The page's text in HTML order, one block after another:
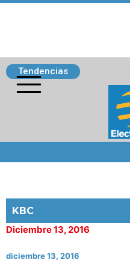
Tendencias
KBC
Diciembre 13, 2016
diciembre 13, 2016